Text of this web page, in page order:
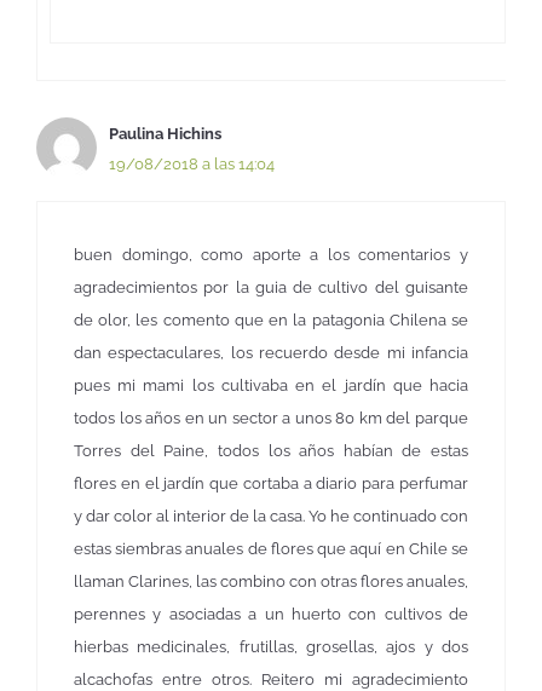
Paulina Hichins
19/08/2018 a las 14:04
buen domingo, como aporte a los comentarios y
agradecimientos por la guia de cultivo del guisante
de olor, les comento que en la patagonia Chilena se
dan espectaculares, los recuerdo desde mi infancia
pues mi mami los cultivaba en el jardín que hacia
todos los años en un sector a unos 80 km del parque
Torres del Paine, todos los años habían de estas
flores en el jardín que cortaba a diario para perfumar
y dar color al interior de la casa. Yo he continuado con
estas siembras anuales de flores que aquí en Chile se
llaman Clarines, las combino con otras flores anuales,
perennes y asociadas a un huerto con cultivos de
hierbas medicinales, frutillas, grosellas, ajos y dos
alcachofas entre otros. Reitero mi agradecimiento